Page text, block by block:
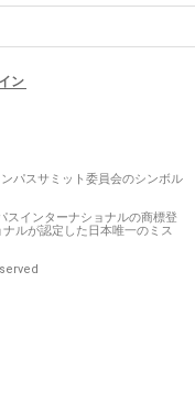
ン
パスサミット委員会のシンボル
インターナショナルの商標登
ルが認定した日本唯一のミス